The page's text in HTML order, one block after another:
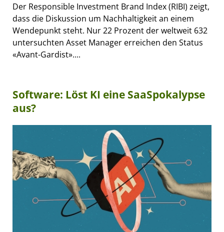
Der Responsible Investment Brand Index (RIBI) zeigt,
dass die Diskussion um Nachhaltigkeit an einem
Wendepunkt steht. Nur 22 Prozent der weltweit 632
untersuchten Asset Manager erreichen den Status
«Avant-Gardist»....
Software: Löst KI eine SaaSpokalypse
aus?